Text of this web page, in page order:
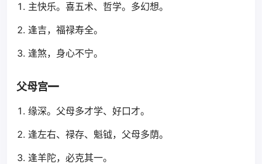
主快乐。喜五术、哲学。多幻想。
逢吉，福禄寿全。
逢煞，身心不宁。
父母宫━
缘深。父母多才学、好口才。
逢左右、禄存、魁钺，父母多荫。
逢羊陀，必克其一。